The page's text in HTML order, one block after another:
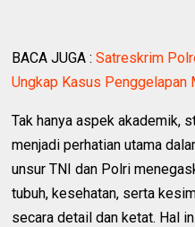
BACA JUGA :Satreskrim
Ungkap Kasus Penggelapan
Tak hanya aspek akademik,
menjadi perhatian utama
unsur TNI dan Polri
tubuh, kesehatan, serta
secara detail dan ketat. Hal